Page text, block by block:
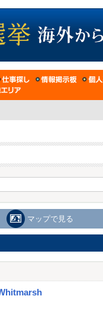
マップで見る